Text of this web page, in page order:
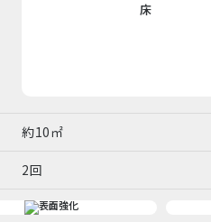
床
約10㎡
2回